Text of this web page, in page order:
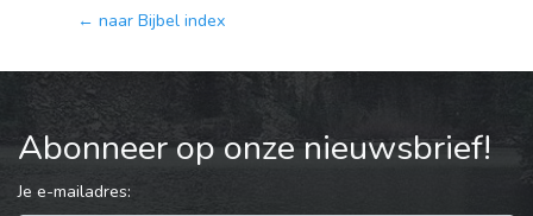
← naar Bijbel index
Abonneer op onze nieuwsbrief!
Je e-mailadres: